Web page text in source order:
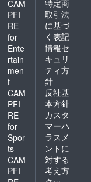
CAM
PFI
RE
for
Ente
rtain
men
t
CAM
PFI
RE
for
Spor
ts
CAM
PFI
特定商
取引法
に基づ
く表記
情報セ
キュリ
ティ方
針
反社基
本方針
カスタ
マーハ
ラスメ
ントに
対する
考え方